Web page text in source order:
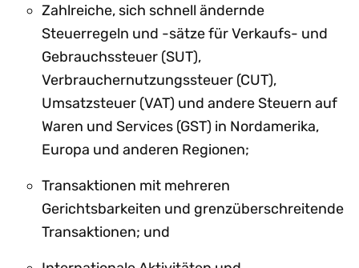
Zahlreiche, sich schnell ändernde
Steuerregeln und -sätze für Verkaufs- und
Gebrauchssteuer (SUT),
Verbrauchernutzungssteuer (CUT),
Umsatzsteuer (VAT) und andere Steuern auf
Waren und Services (GST) in Nordamerika,
Europa und anderen Regionen;
Transaktionen mit mehreren
Gerichtsbarkeiten und grenzüberschreitende
Transaktionen; und